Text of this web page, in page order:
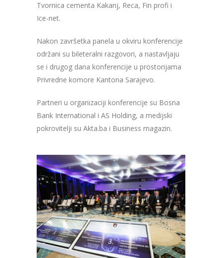
Tvornica cementa Kakanj, Reca, Fin profi i
Ice-net.
Nakon završetka panela u okviru konferencije
održani su bileteralni razgovori, a nastavljaju
se i drugog dana konferencije u prostorijama
Privredne komore Kantona Sarajevo.
Partneri u organizaciji konferencije su Bosna
Bank International i AS Holding, a medijski
pokrovitelji su Akta.ba i Business magazin.